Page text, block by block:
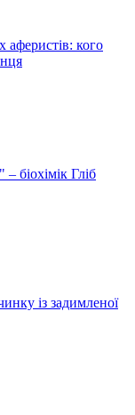
кого
біохімік Гліб
із задимленої